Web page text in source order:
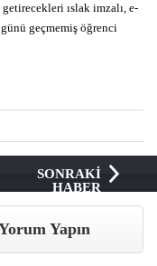
ıslak imzalı, e-
geçmemiş öğrenci
SONRAKİ
HABER
Yapın